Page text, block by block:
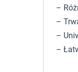
–
–
–
–